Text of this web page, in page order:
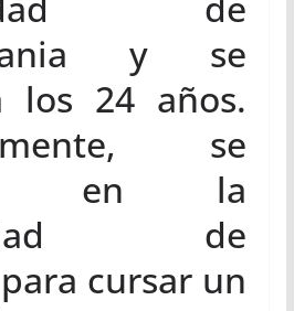
y se
los 24 años.
se
en la
de
cursar un